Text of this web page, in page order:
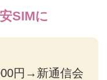
SIMに
円→新通信会